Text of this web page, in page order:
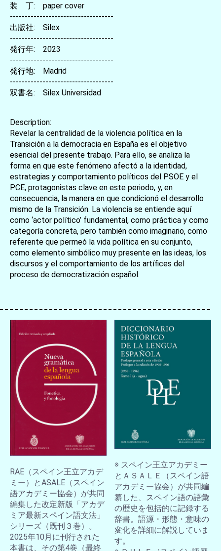
お買い物を続ける
装 丁: paper cover
-----------------------------------
出版社: Silex
-----------------------------------
発行年: 2023
-----------------------------------
発行地: Madrid
-----------------------------------
双書名: Silex Universidad
Description:
Revelar la centralidad de la violencia política en la
Transición a la democracia en España es el objetivo
esencial del presente trabajo. Para ello, se analiza la
forma en que este fenómeno afectó a la identidad,
estrategias y comportamiento políticos del PSOE y el
PCE, protagonistas clave en este periodo, y, en
consecuencia, la manera en que condicionó el desarrollo
mismo de la Transición. La violencia se entiende aquí
como ‘actor político’ fundamental, como práctica y como
categoría concreta, pero también como imaginario, como
referente que permeó la vida política en su conjunto,
como elemento simbólico muy presente en las ideas, los
discursos y el comportamiento de los artífices del
proceso de democratización español.
RAE（スペイン王立アカデ
ミー）とASALE（スペイン
語アカデミー協会）が共同
編集した改定新版「アカデ
ミア最新スペイン語文法」
シリーズ（既刊３巻）。
2025年10月に刊行された
本書は、その第4巻（最終
※ スペイン王立アカデミー
とＡＳＡＬＥ（スペイン語
アカデミー協会）が共同編
纂した、スペイン語の語彙
の歴史を包括的に記録する
辞書。語源・形態・意味の
変化を詳細に解説していま
す。